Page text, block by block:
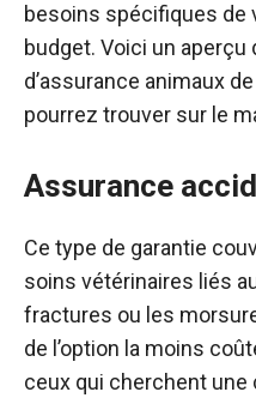
besoins spécifiques de
budget. Voici un
d’assurance animaux
pourrez trouver sur le
Assurance
Ce type de garantie
soins vétérinaires liés
fractures ou les
de l’option la moins
ceux qui cherchent une